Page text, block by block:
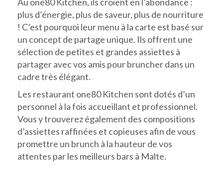
plus d’énergie, plus de saveur, plus de nourriture
! C’est pourquoi leur menu à la carte est basé sur
un concept de partage unique. Ils offrent une
sélection de petites et grandes assiettes à
partager avec vos amis pour bruncher dans un
cadre très élégant.
Les restaurant one80 Kitchen sont dotés d’un
personnel à la fois accueillant et professionnel.
Vous y trouverez également des compositions
d’assiettes raffinées et copieuses afin de vous
promettre un brunch à la hauteur de vos
attentes par les meilleurs bars à Malte.